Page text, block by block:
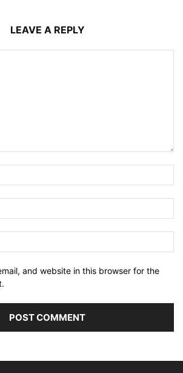
LEAVE A REPLY
and website in this browser for the